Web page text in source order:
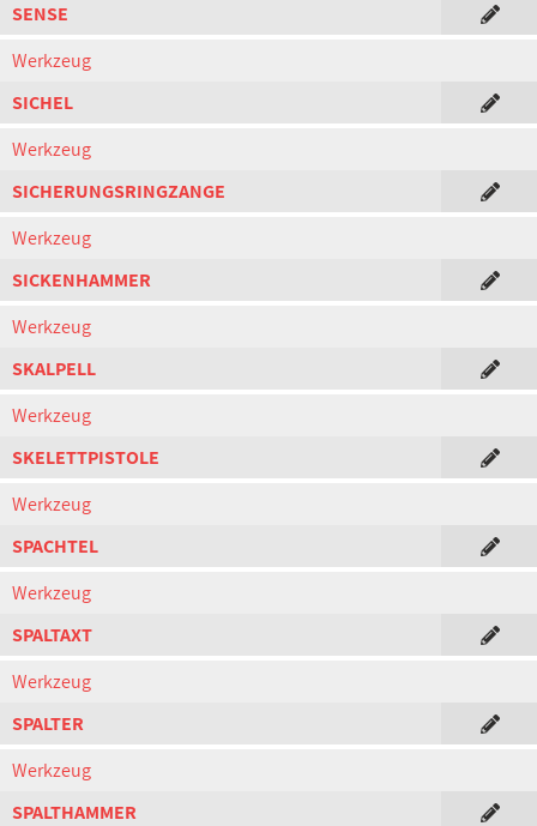
SENSE
Werkzeug
SICHEL
Werkzeug
SICHERUNGSRINGZANGE
Werkzeug
SICKENHAMMER
Werkzeug
SKALPELL
Werkzeug
SKELETTPISTOLE
Werkzeug
SPACHTEL
Werkzeug
SPALTAXT
Werkzeug
SPALTER
Werkzeug
SPALTHAMMER